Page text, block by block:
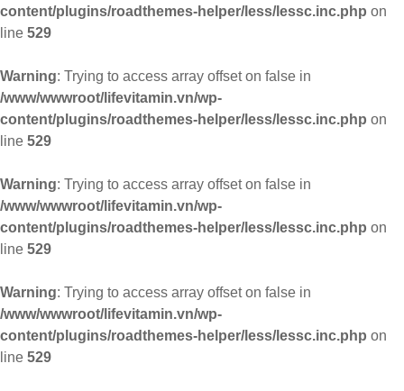
content/plugins/roadthemes-helper/less/lessc.inc.php on
line 529
Warning: Trying to access array offset on false in
/www/wwwroot/lifevitamin.vn/wp-
content/plugins/roadthemes-helper/less/lessc.inc.php on
line 529
Warning: Trying to access array offset on false in
/www/wwwroot/lifevitamin.vn/wp-
content/plugins/roadthemes-helper/less/lessc.inc.php on
line 529
Warning: Trying to access array offset on false in
/www/wwwroot/lifevitamin.vn/wp-
content/plugins/roadthemes-helper/less/lessc.inc.php on
line 529